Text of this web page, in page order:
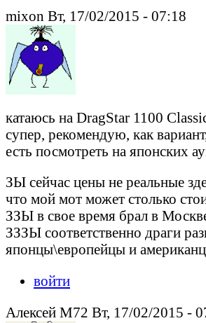
mixon Вт, 17/02/2015 - 07:18
катаюсь на DragStar 1100
супер, рекомендую, как
есть посмотреть на японских
ЗЫ сейчас цены не реальные
что мой мот может столько
ЗЗЫ в свое время брал в
ЗЗЗЫ соответственно драги
японцы\европейцы и
войти
Алексей М72 Вт, 17/02/2015 -